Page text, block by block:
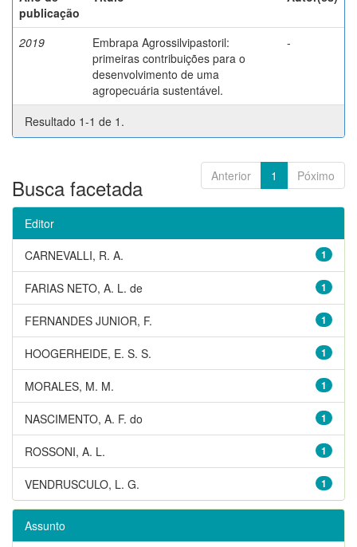
publicação
2019
Embrapa Agrossilvipastoril:
primeiras contribuições para o
desenvolvimento de uma
agropecuária sustentável.
-
Resultado 1-1 de 1.
Anterior 1 Póximo
Busca facetada
Editor
1
CARNEVALLI, R. A.
1
FARIAS NETO, A. L. de
1
FERNANDES JUNIOR, F.
1
HOOGERHEIDE, E. S. S.
1
MORALES, M. M.
1
NASCIMENTO, A. F. do
1
ROSSONI, A. L.
1
VENDRUSCULO, L. G.
Assunto